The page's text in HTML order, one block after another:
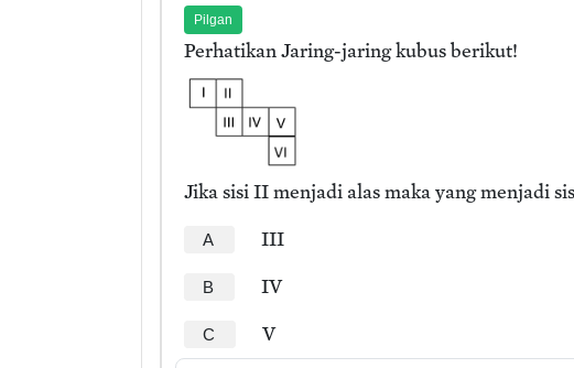
Pilgan
Perhatikan Jaring-jaring kubus berikut!
Jika sisi II menjadi alas maka yang menjadi
A III
B IV
C V